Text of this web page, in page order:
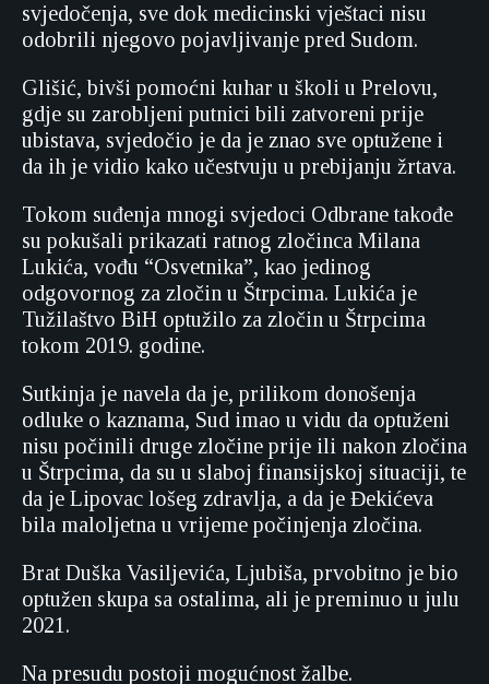
svjedočenja, sve dok medicinski vještaci nisu
odobrili njegovo pojavljivanje pred Sudom.
Glišić, bivši pomoćni kuhar u školi u Prelovu,
gdje su zarobljeni putnici bili zatvoreni prije
ubistava, svjedočio je da je znao sve optužene i
da ih je vidio kako učestvuju u prebijanju žrtava.
Tokom suđenja mnogi svjedoci Odbrane takođe
su pokušali prikazati ratnog zločinca Milana
Lukića, vođu “Osvetnika”, kao jedinog
odgovornog za zločin u Štrpcima. Lukića je
Tužilaštvo BiH optužilo za zločin u Štrpcima
tokom 2019. godine.
Sutkinja je navela da je, prilikom donošenja
odluke o kaznama, Sud imao u vidu da optuženi
nisu počinili druge zločine prije ili nakon zločina
u Štrpcima, da su u slaboj finansijskoj situaciji, te
da je Lipovac lošeg zdravlja, a da je Đekićeva
bila maloljetna u vrijeme počinjenja zločina.
Brat Duška Vasiljevića, Ljubiša, prvobitno je bio
optužen skupa sa ostalima, ali je preminuo u julu
2021.
Na presudu postoji mogućnost žalbe.